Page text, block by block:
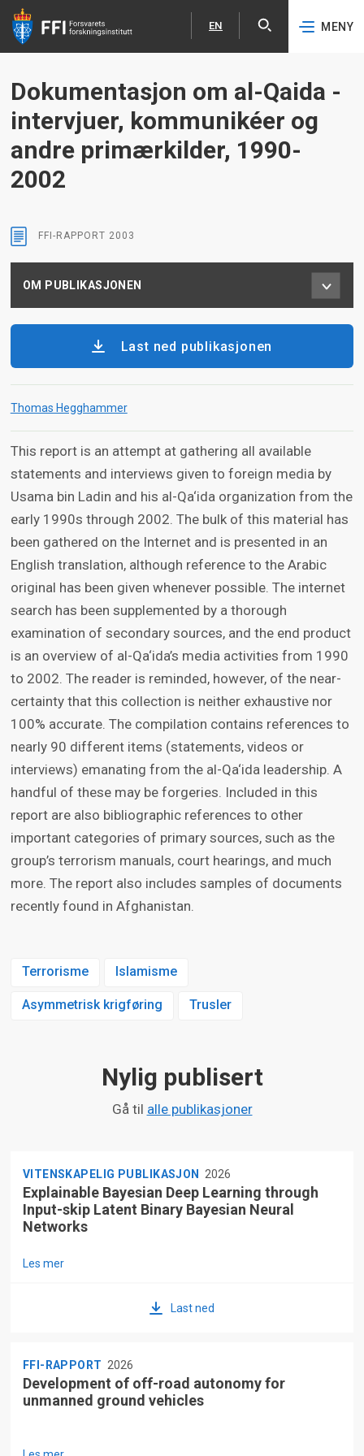
Hopp til hovedinnhold
EN
English MENY
Dokumentasjon om al-Qaida -
intervjuer, kommunikéer og
andre primærkilder, 1990-
2002
FFI-RAPPORT 2003
OM PUBLIKASJONEN
Last ned publikasjonen
Thomas Hegghammer
This report is an attempt at gathering all available
statements and interviews given to foreign media by
Usama bin Ladin and his al-Qa‘ida organization from the
early 1990s through 2002. The bulk of this material has
been gathered on the Internet and is presented in an
English translation, although reference to the Arabic
original has been given whenever possible. The internet
search has been supplemented by a thorough
examination of secondary sources, and the end product
is an overview of al-Qa‘ida’s media activities from 1990
to 2002. The reader is reminded, however, of the near-
certainty that this collection is neither exhaustive nor
100% accurate. The compilation contains references to
nearly 90 different items (statements, videos or
interviews) emanating from the al-Qa‘ida leadership. A
handful of these may be forgeries. Included in this
report are also bibliographic references to other
important categories of primary sources, such as the
group’s terrorism manuals, court hearings, and much
more. The report also includes samples of documents
recently found in Afghanistan.
Terrorisme Islamisme
Asymmetrisk krigføring Trusler
Nylig publisert
Gå til alle publikasjoner
VITENSKAPELIG PUBLIKASJON 2026
Explainable Bayesian Deep Learning through
Input-skip Latent Binary Bayesian Neural
Networks
Les mer
Last ned
FFI-RAPPORT 2026
Development of off-road autonomy for
unmanned ground vehicles